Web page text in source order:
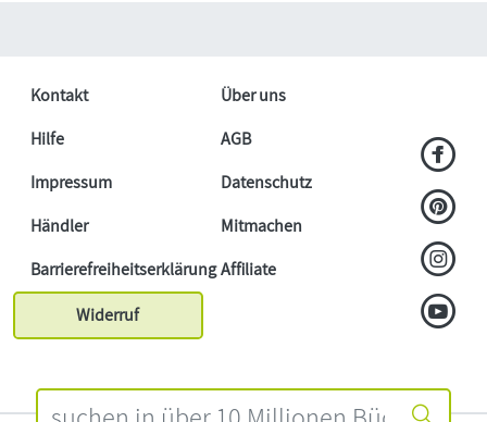
Kontakt
Über uns
Hilfe
AGB
Impressum
Datenschutz
Händler
Mitmachen
BarrierefreiheitserklärungAffiliate
Widerruf